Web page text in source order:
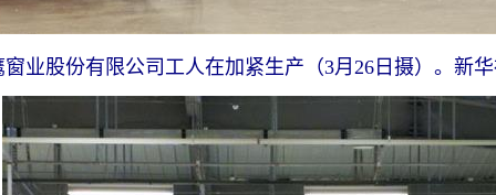
业股份有限公司工人在加紧生产（3月26日摄）。新